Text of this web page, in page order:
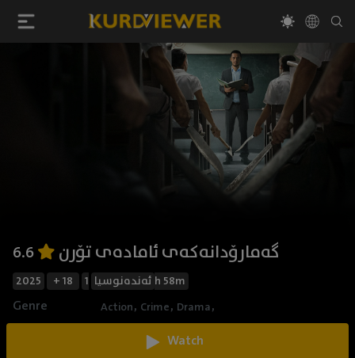
گەمارۆدانەکەی ئامادەی تۆرن
2025 + 18 ئەندەنوسیا 1h 58m
Genre Action, Crime, Drama,
Watch